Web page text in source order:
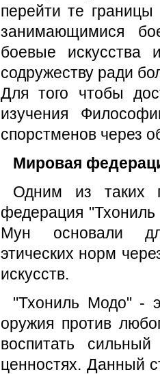
перейти те
занимающимися
боевые
содружеству ради
Для того чтобы
изучения
спорстменов через
Мировая
Одним из таких
федерация
Мун основали
этических норм
искусств.
"Тхониль Модо" -
оружия против
воспитать
ценностях. Данный